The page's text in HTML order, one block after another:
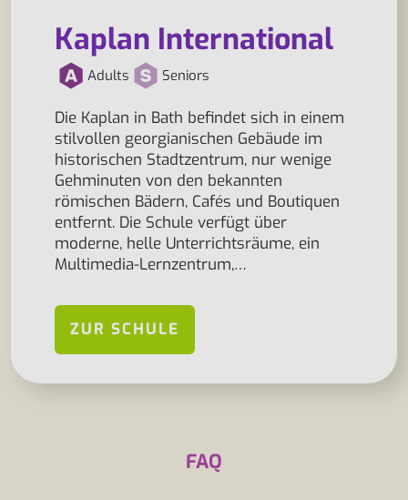
Kaplan International
Adults Seniors
Die Kaplan in Bath befindet sich in einem
stilvollen georgianischen Gebäude im
historischen Stadtzentrum, nur wenige
Gehminuten von den bekannten
römischen Bädern, Cafés und Boutiquen
entfernt. Die Schule verfügt über
moderne, helle Unterrichtsräume, ein
Multimedia-Lernzentrum,…
ZUR SCHULE
FAQ